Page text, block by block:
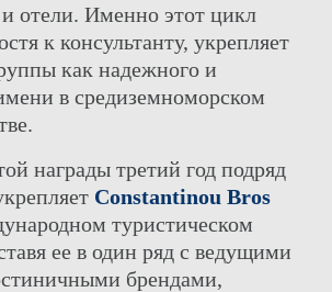
отели. Именно этот цикл
к консультанту, укрепляет
как надежного и
в средиземноморском
награды третий год подряд
Constantinou Bros
туристическом
ее в один ряд с ведущими
брендами,